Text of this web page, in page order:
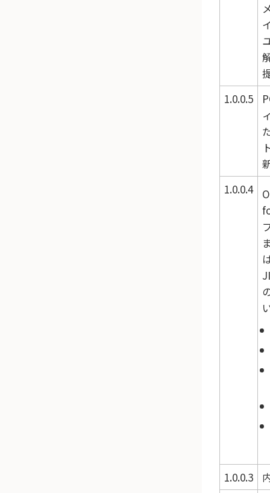
1.0.0.5
1.0.0.4
1.0.0.3